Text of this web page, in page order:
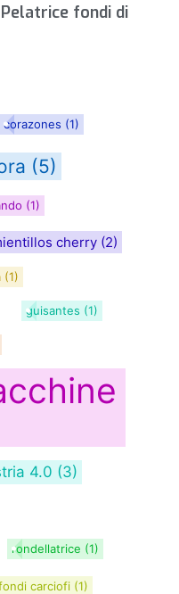
fondi di
corazones (1)
(5)
(1)
cherry (2)
(1)
guisantes (1)
4.0 (3)
rondellatrice (1)
carciofi (1)